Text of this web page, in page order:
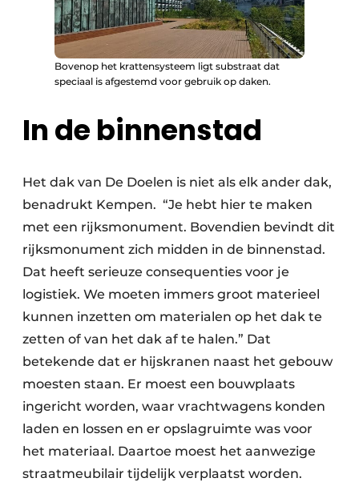
Bovenop het krattensysteem ligt substraat dat
speciaal is afgestemd voor gebruik op daken.
In de binnenstad
Het dak van De Doelen is niet als elk ander dak,
benadrukt Kempen. “Je hebt hier te maken
met een rijksmonument. Bovendien bevindt dit
rijksmonument zich midden in de binnenstad.
Dat heeft serieuze consequenties voor je
logistiek. We moeten immers groot materieel
kunnen inzetten om materialen op het dak te
zetten of van het dak af te halen.” Dat
betekende dat er hijskranen naast het gebouw
moesten staan. Er moest een bouwplaats
ingericht worden, waar vrachtwagens konden
laden en lossen en er opslagruimte was voor
het materiaal. Daartoe moest het aanwezige
straatmeubilair tijdelijk verplaatst worden.